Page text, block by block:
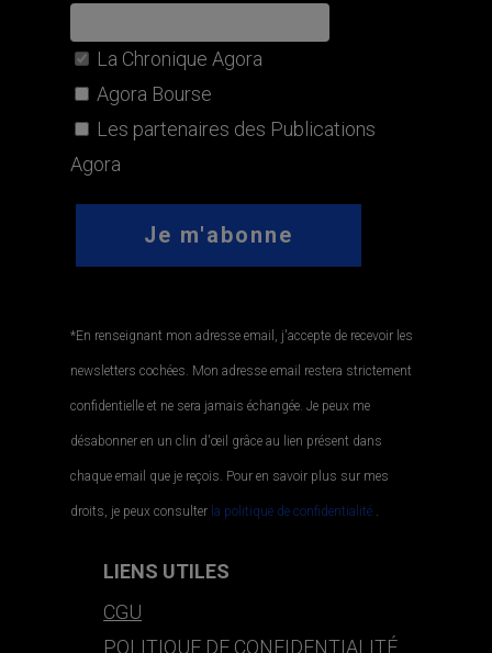
La Chronique Agora
Agora Bourse
Les partenaires des Publications
Agora
*En renseignant mon adresse email, j'accepte de recevoir les
newsletters cochées. Mon adresse email restera strictement
confidentielle et ne sera jamais échangée. Je peux me
désabonner en un clin d'œil grâce au lien présent dans
chaque email que je reçois. Pour en savoir plus sur mes
droits, je peux consulter la politique de confidentialité..
LIENS UTILES
CGU
POLITIQUE DE CONFIDENTIALITÉ